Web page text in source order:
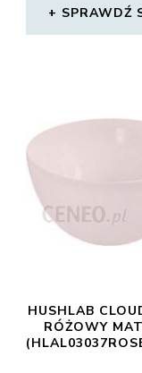
SPRAWDŹ
HUSHLAB
RÓŻOWY